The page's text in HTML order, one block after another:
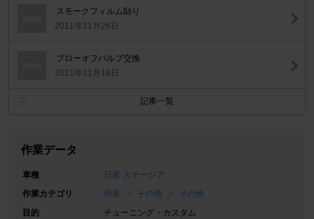
スモークフィルム貼り
2011年11月26日
ブローオフバルブ交換
2011年11月18日
記事一覧
作業データ
車種
日産 ステージア
作業カテゴリ
外装 その他
その他
目的
チューニング・カスタム